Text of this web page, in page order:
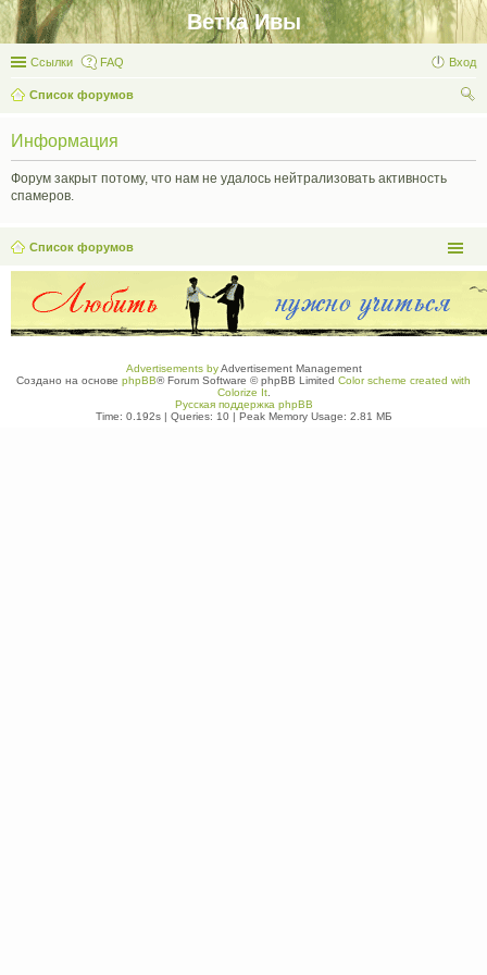
Ветка Ивы
Ссылки FAQ Вход
Список форумов
Информация
Форум закрыт потому, что нам не удалось нейтрализовать активность
спамеров.
Список форумов
Advertisements byAdvertisement Management
Создано на основе phpBB® Forum Software © phpBB Limited Color scheme created with
Colorize It.
Русская поддержка phpBB
Time: 0.192s| Queries: 10| Peak Memory Usage: 2.81 МБ